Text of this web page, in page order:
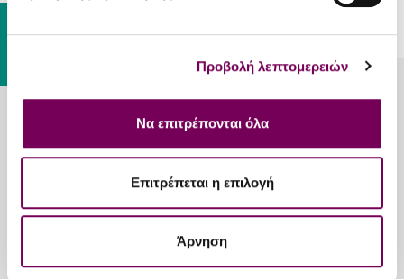
Προβολή λεπτομερειών
Να επιτρέπονται όλα
Επιτρέπεται η επιλογή
Άρνηση
Gift Card
Λυκούργου 20, Καλλιθέα, Αθήνα, 17676
213 025 2215
Πληροφορίες